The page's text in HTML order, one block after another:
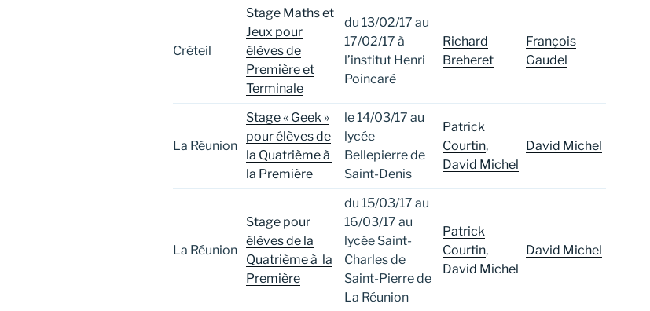
Créteil
Stage Maths et
Jeux pour
élèves de
Première et
Terminale
du 13/02/17 au
17/02/17 à
l’institut Henri
Poincaré
Richard
Breheret
François
Gaudel
La Réunion
Stage « Geek »
pour élèves de
la Quatrième à
la Première
le 14/03/17 au
lycée
Bellepierre de
Saint-Denis
Patrick
Courtin,
David Michel
David Michel
La Réunion
Stage pour
élèves de la
Quatrième à la
Première
du 15/03/17 au
16/03/17 au
lycée Saint-
Charles de
Saint-Pierre de
La Réunion
Patrick
Courtin,
David Michel
David Michel